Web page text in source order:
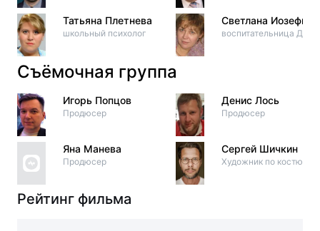
Татьяна Плетнева
школьный психолог
Светлана Иозефий
воспитательница Дуси
Съёмочная группа
Игорь Попцов
Продюсер
Яна Манева
Продюсер
Денис Лось
Продюсер
Сергей Шичкин
Художник по костюмам
Рейтинг фильма